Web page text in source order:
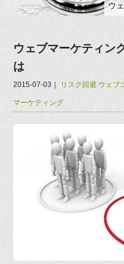
ウ
ウェブマーケティン
は
2015-07-03 リスク回避 ウェブ
マーケティング